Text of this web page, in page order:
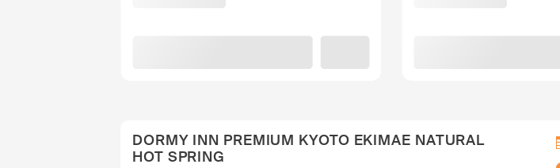
DORMY INN PREMIUM KYOTO EKIMAE NATURAL
HOT SPRING